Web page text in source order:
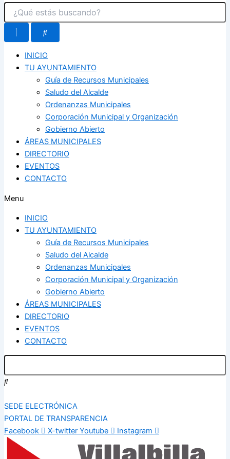
INICIO
TU AYUNTAMIENTO
Guía de Recursos Municipales
Saludo del Alcalde
Ordenanzas Municipales
Corporación Municipal y Organización
Gobierno Abierto
ÁREAS MUNICIPALES
DIRECTORIO
EVENTOS
CONTACTO
Menu
INICIO
TU AYUNTAMIENTO
Guía de Recursos Municipales
Saludo del Alcalde
Ordenanzas Municipales
Corporación Municipal y Organización
Gobierno Abierto
ÁREAS MUNICIPALES
DIRECTORIO
EVENTOS
CONTACTO
SEDE ELECTRÓNICA
PORTAL DE TRANSPARENCIA
Facebook
X-twitter Youtube Instagram